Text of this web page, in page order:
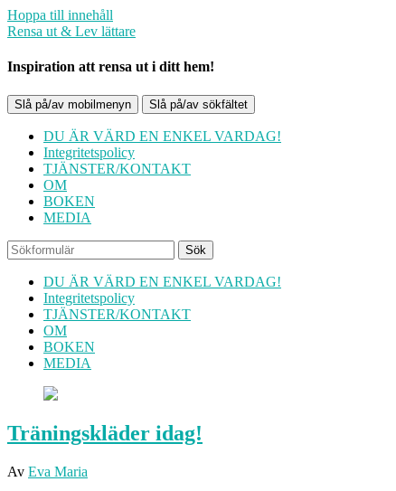
Hoppa till innehåll
Rensa ut & Lev lättare
Inspiration att rensa ut i ditt hem!
Slå på/av mobilmenyn Slå på/av sökfältet
DU ÄR VÄRD EN ENKEL VARDAG!
Integritetspolicy
TJÄNSTER/KONTAKT
OM
BOKEN
MEDIA
Sök
DU ÄR VÄRD EN ENKEL VARDAG!
Integritetspolicy
TJÄNSTER/KONTAKT
OM
BOKEN
MEDIA
Träningskläder idag!
Av Eva Maria